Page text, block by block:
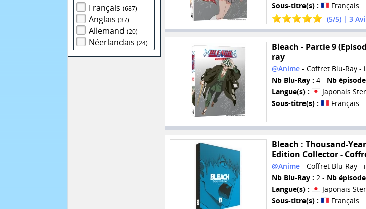
Français(687)
Anglais(37)
Allemand(20)
Néerlandais(24)
Sous-titre(s) :
Français
(5/5) | 3
Bleach - Partie 9
ray
@Anime- Coffret Blu-Ray -
Nb Blu-Ray : 4 - Nb
Langue(s) :
Japonais
Sous-titre(s) :
Français
Bleach : Thousand-
Edition Collector -
@Anime- Coffret Blu-Ray -
Nb Blu-Ray : 2 - Nb
Langue(s) :
Japonais
Sous-titre(s) :
Français